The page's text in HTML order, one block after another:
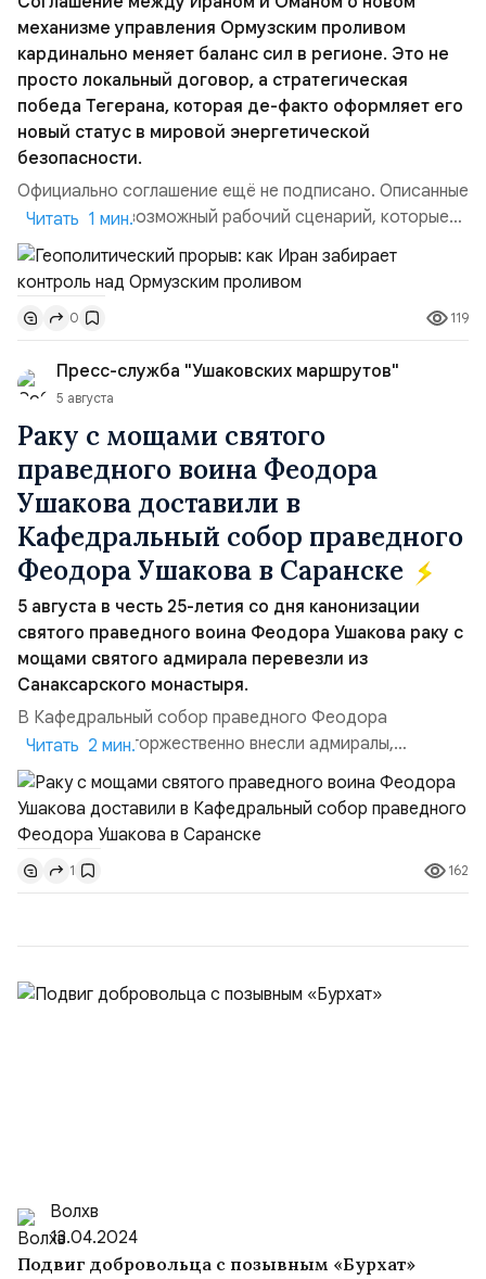
механизме управления Ормузским проливом
кардинально меняет баланс сил в регионе. Это не
просто локальный договор, а стратегическая
победа Тегерана, которая де-факто оформляет его
новый статус в мировой энергетической
безопасности.
Официально соглашение ещё не подписано. Описанные
пункты — это возможный рабочий сценарий, которые
скорее всего будут реализованы.Разбираем ключевые
тезисы и последствия этого соглашения:. 1. Новые
доли контроля (75 на 25). Было: Ранее Иран и Оман
контролировали пролив на паритетных началах —
50/50. Стало: Новое соглашение закрепляет за
Ираном...
Читать 1 мин.
0 119
Пресс-служба "Ушаковских маршрутов"
5 августа
Раку с мощами святого
праведного воина Феодора
Ушакова доставили в
Кафедральный собор праведного
Феодора Ушакова в Саранске
5 августа в честь 25-летия со дня канонизации
святого праведного воина Феодора Ушакова раку с
мощами святого адмирала перевезли из
Санаксарского монастыря.
В Кафедральный собор праведного Феодора
Ушакова раку торжественно внесли адмиралы,
участвовавшие в канонизации святого праведного
воина Феодора Ушакова 25 лет назад:Адмирал
Владимир Прокофьевич Валуев, командующий
Балтийским флотом ВМФ России (2001–2006
гг.);Адмирал Владимир Петрович Комоедов,
командующий Черноморским флотом ВМФ России
Читать 2 мин.
1 162
Волхв
13.04.2024
Подвиг добровольца с позывным «Бурхат»